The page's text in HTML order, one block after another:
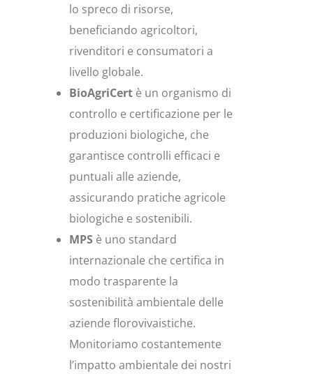
lo spreco di risorse,
beneficiando agricoltori,
rivenditori e consumatori a
livello globale.
BioAgriCert è un organismo di
controllo e certificazione per le
produzioni biologiche, che
garantisce controlli efficaci e
puntuali alle aziende,
assicurando pratiche agricole
biologiche e sostenibili.
MPS è uno standard
internazionale che certifica in
modo trasparente la
sostenibilità ambientale delle
aziende florovivaistiche.
Monitoriamo costantemente
l’impatto ambientale dei nostri